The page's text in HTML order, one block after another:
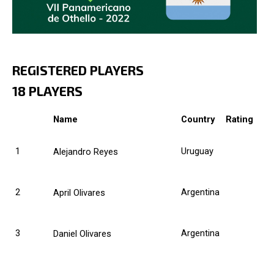
REGISTERED PLAYERS
18 PLAYERS
Name Country Rating
1 Alejandro Reyes Uruguay
2 April Olivares Argentina
3 Daniel Olivares Argentina